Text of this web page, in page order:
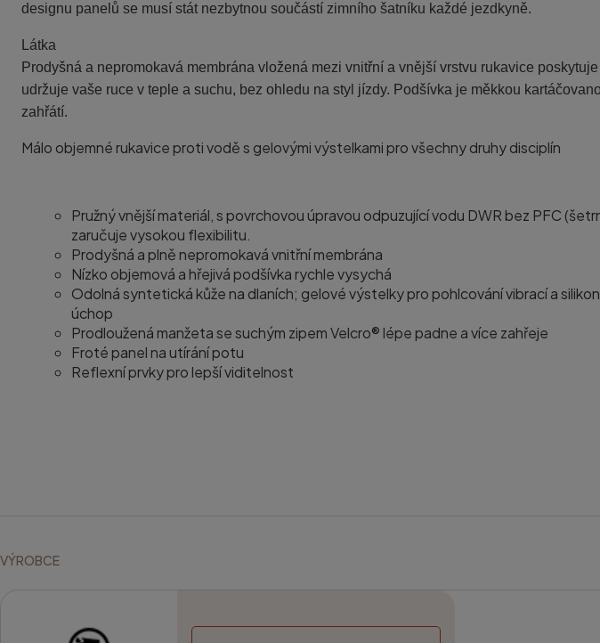
designu panelů se musí stát nezbytnou součástí zimního šatníku každé jezdkyně.
Látka
Prodyšná a nepromokavá membrána vložená mezi vnitřní a vnější vrstvu rukavice
udržuje vaše ruce v teple a suchu, bez ohledu na styl jízdy. Podšívka je měkkou
zahřátí.
Málo objemné rukavice proti vodě s gelovými výstelkami pro všechny druhy disciplín
Pružný vnější materiál, s povrchovou úpravou odpuzující vodu DWR bez PFC
zaručuje vysokou flexibilitu.
Prodyšná a plně nepromokavá vnitřní membrána
Nízko objemová a hřejivá podšívka rychle vysychá
Odolná syntetická kůže na dlaních; gelové výstelky pro pohlcování vibrací a
úchop
Prodloužená manžeta se suchým zipem Velcro® lépe padne a více zahřeje
Froté panel na utírání potu
Reflexní prvky pro lepší viditelnost
VÝROBCE